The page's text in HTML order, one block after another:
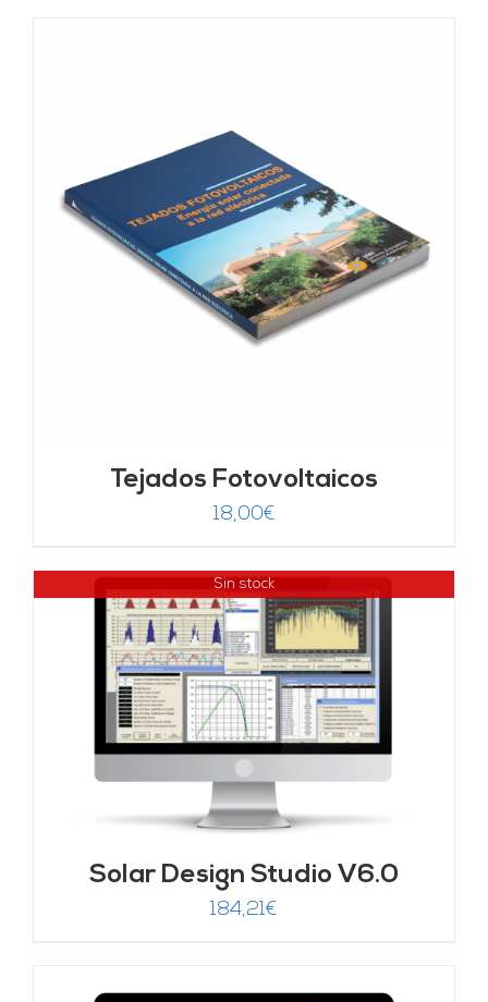
Tejados Fotovoltaicos
18,00€
Sin stock
Solar Design Studio V6.0
184,21€